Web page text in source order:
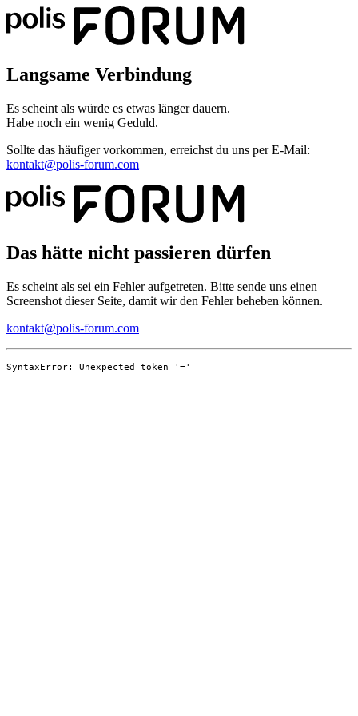
Langsame Verbindung
Es scheint als würde es etwas länger dauern.
Habe noch ein wenig Geduld.
Sollte das häufiger vorkommen, erreichst du uns per E-Mail:
kontakt@polis-forum.com
Das hätte nicht passieren dürfen
Es scheint als sei ein Fehler aufgetreten. Bitte sende uns einen
Screenshot dieser Seite, damit wir den Fehler beheben können.
kontakt@polis-forum.com
SyntaxError: Unexpected token '='